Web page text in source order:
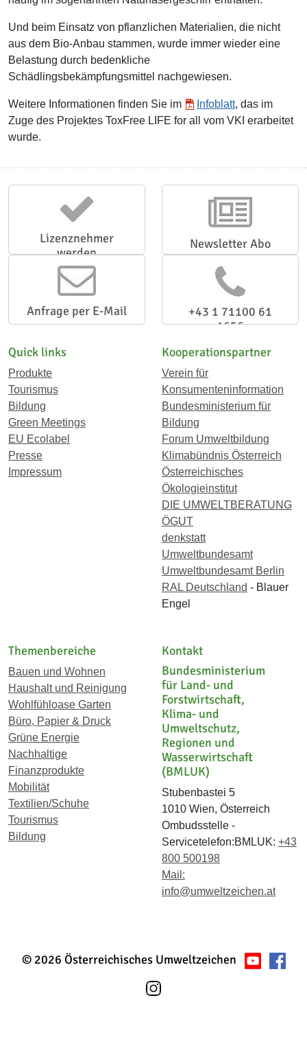
Und beim Einsatz von pflanzlichen Materialien, die nicht
aus dem Bio-Anbau stammen, wurde immer wieder eine
Belastung durch bedenkliche
Schädlingsbekämpfungsmittel nachgewiesen.
Weitere Informationen finden Sie im Infoblatt, das im
Zuge des Projektes ToxFree LIFE for all vom VKI erarbeitet
wurde.
Lizenznehmer
werden
Newsletter Abo
Anfrage per E-Mail
+43 1 71100 61
1656
Quick links
Produkte
Tourismus
Bildung
Green Meetings
EU Ecolabel
Presse
Impressum
Kooperationspartner
Verein für
Konsumenteninformation
Bundesministerium für
Bildung
Forum Umweltbildung
Klimabündnis Österreich
Österreichisches
Ökologieinstitut
DIE UMWELTBERATUNG
ÖGUT
denkstatt
Umweltbundesamt
Umweltbundesamt Berlin
RAL Deutschland - Blauer
Engel
Themenbereiche
Bauen und Wohnen
Haushalt und Reinigung
Wohlfühloase Garten
Büro, Papier & Druck
Grüne Energie
Nachhaltige
Finanzprodukte
Mobilität
Textilien/Schuhe
Tourismus
Bildung
Kontakt
Bundesministerium
für Land- und
Forstwirtschaft,
Klima- und
Umweltschutz,
Regionen und
Wasserwirtschaft
(BMLUK)
Stubenbastei 5
1010 Wien, Österreich
Ombudsstelle -
Servicetelefon:BMLUK: +43
800 500198
Mail:
info@umweltzeichen.at
© 2026 Österreichisches Umweltzeichen